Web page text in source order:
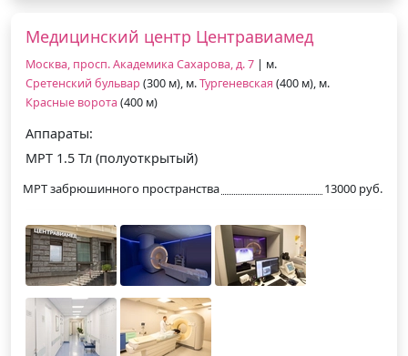
Медицинский центр Центравиамед
Москва, просп. Академика Сахарова, д. 7 | м.
Сретенский бульвар (300 м), м.Тургеневская (400 м), м.
Красные ворота (400 м)
Аппараты:
МРТ 1.5 Тл (полуоткрытый)
МРТ забрюшинного пространства 13000 руб.